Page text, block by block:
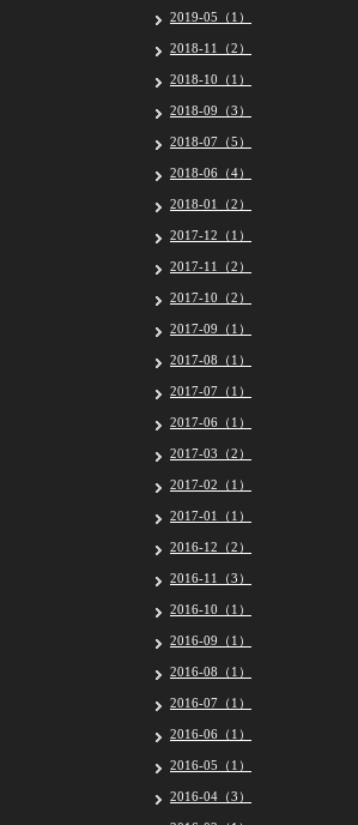
2019-05（1）
2018-11（2）
2018-10（1）
2018-09（3）
2018-07（5）
2018-06（4）
2018-01（2）
2017-12（1）
2017-11（2）
2017-10（2）
2017-09（1）
2017-08（1）
2017-07（1）
2017-06（1）
2017-03（2）
2017-02（1）
2017-01（1）
2016-12（2）
2016-11（3）
2016-10（1）
2016-09（1）
2016-08（1）
2016-07（1）
2016-06（1）
2016-05（1）
2016-04（3）